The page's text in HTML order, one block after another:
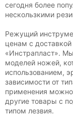
сегодня более
нескользкими
Режущий
ценам с
«Инстрапласт».
моделей ножей,
использованием,
зависимости от
применения
другие товары с
типом лезвия.